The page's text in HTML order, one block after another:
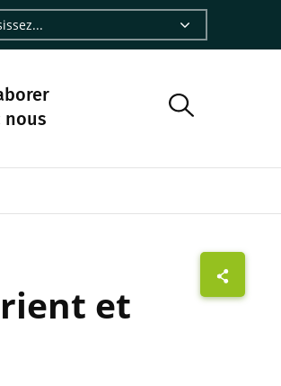
CIRAD
- CIRAD
podcast du Cirad - CIRAD
par courriel - CIRAD
nous
et